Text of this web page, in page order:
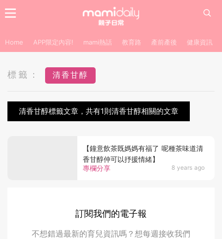
Home APP限定內容! mami熱話 教育路 產前產後 健康資訊
標籤： 清香甘醇
清香甘醇標籤文章，共有1則清香甘醇相關的文章
專欄分享 8 years ago
【鐘意飲茶既媽媽有福了 呢種茶味道清
香甘醇仲可以抒援情緒】
訂閱我們的電子報
不想錯過最新的育兒資訊嗎？想每週接收我們